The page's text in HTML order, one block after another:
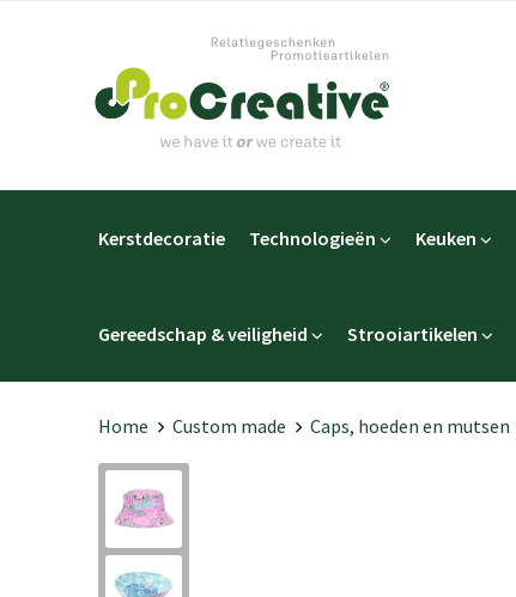
Kerstdecoratie Technologieën Keuken
Gereedschap & veiligheid Strooiartikelen
Home Custom made Caps, hoeden en mutsen